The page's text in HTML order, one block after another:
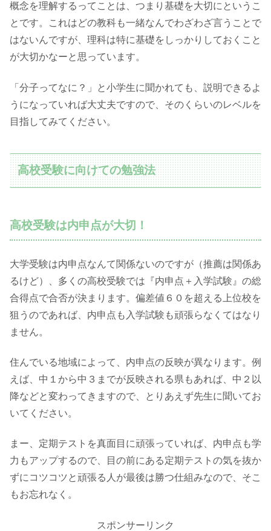
概念を理解するってことは、つまり基礎を大切にというこ
とです。これはどの教科も一緒なんでわざわざ言うことで
はないんですが、理科は特に基礎をしっかりしておくこと
が大切かなーと思っています。
「分子ってなに？」と小学生に聞かれても、説明できるよ
うになっていれば大丈夫ですので、そのくらいのレベルを
目指してみてください。
高校受験に向けての勉強法
高校受験は内申点が大切！
大学受験は内申点なんて関係ないのですが（推薦は関係あ
るけど）、多くの高校受験では『内申点＋入学試験』の総
合得点で合否が決まります。偏差値６０を超える上位校を
狙うのであれば、内申点も入学試験も頑張らなくてはなり
ません。
住んでいる地域によって、内申点の反映が異なります。例
えば、中１から中３までが反映される県もあれば、中２以
降などと変わってきますので、とりあえず先生に聞いてお
いてください。
まー、定期テストを真面目に頑張っていれば、内申点も学
力もアップするので、目の前にある定期テストの気を抜か
ずにコツコツと頑張る人が最後は勝つ仕組みなので、そこ
もお忘れなく。
スポンサーリンク